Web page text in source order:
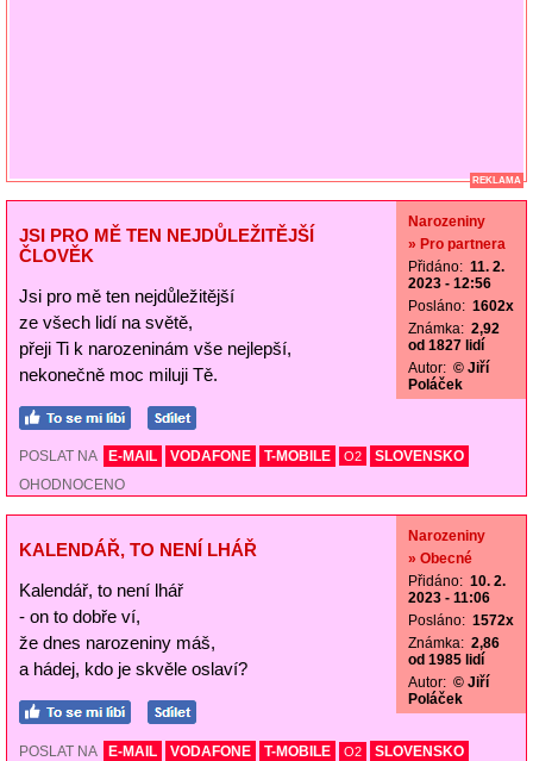
REKLAMA
JSI PRO MĚ TEN NEJDŮLEŽITĚJŠÍ
ČLOVĚK
Jsi pro mě ten nejdůležitější
ze všech lidí na světě,
přeji Ti k narozeninám vše nejlepší,
nekonečně moc miluji Tě.
Narozeniny
» Pro partnera
Přidáno: 11. 2.
2023 - 12:56
Posláno: 1602x
Známka: 2,92
od 1827 lidí
Autor: © Jiří
Poláček
POSLAT NA E-MAIL VODAFONE T-MOBILE O2
SLOVENSKO
OHODNOCENO
KALENDÁŘ, TO NENÍ LHÁŘ
Kalendář, to není lhář
- on to dobře ví,
že dnes narozeniny máš,
a hádej, kdo je skvěle oslaví?
Narozeniny
» Obecné
Přidáno: 10. 2.
2023 - 11:06
Posláno: 1572x
Známka: 2,86
od 1985 lidí
Autor: © Jiří
Poláček
POSLAT NA E-MAIL VODAFONE T-MOBILE O2
SLOVENSKO